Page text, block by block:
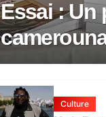
Essai : Un
la pensée
travers le
Culture